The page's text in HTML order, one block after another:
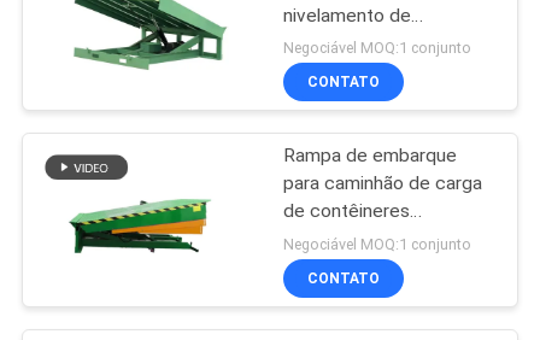
Máquina
desbastadora
elétrica da ordem
nivelamento de
docas/Rampas de carga
de empilhadeiras de
contentores
Negociável MOQ:1 conjunto
CONTATO
Rampa de embarque
para caminhão de carga
de contêineres
mecânicos elétricos de
1500 kg
Negociável MOQ:1 conjunto
CONTATO